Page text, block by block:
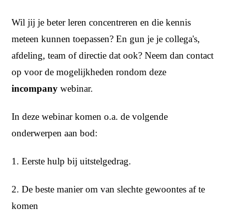
Wil jij je beter leren concentreren en die kennis
meteen kunnen toepassen? En gun je je collega's,
afdeling, team of directie dat ook? Neem dan contact
op voor de mogelijkheden rondom deze
incompany webinar.
In deze webinar komen o.a. de volgende
onderwerpen aan bod:
1. Eerste hulp bij uitstelgedrag.
2. De beste manier om van slechte gewoontes af te
komen